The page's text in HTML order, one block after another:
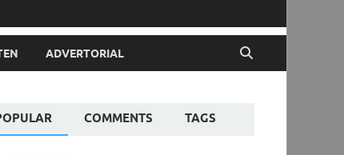
ADVERTORIAL
COMMENTS TAGS